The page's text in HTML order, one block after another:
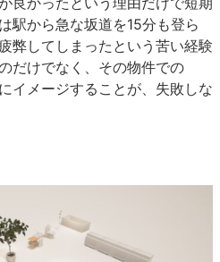
駅から急な坂道を15分も登ら
弊してしまったという苦い経験
だけでなく、その物件での
イメージすることが、失敗しな